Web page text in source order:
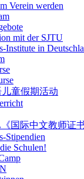
Verein werden
mit der SJTU
Institute in
童假期活动
国际中文教师证
Stipendien
Schulen!